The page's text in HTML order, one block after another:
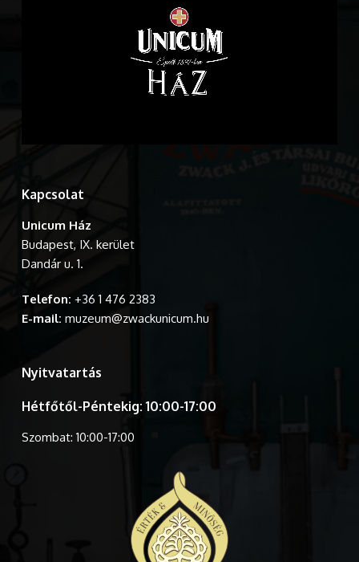
Kapcsolat
Unicum Ház
Budapest, IX. kerület
Dandár u. 1.
Telefon: +36 1 476 2383
E-mail: muzeum@zwackunicum.hu
Nyitvatartás
Hétfőtől-Péntekig: 10:00-17:00
Szombat: 10:00-17:00